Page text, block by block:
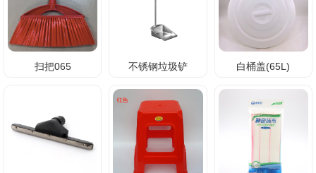
扫把065 不锈钢垃圾铲 白桶盖(65L)